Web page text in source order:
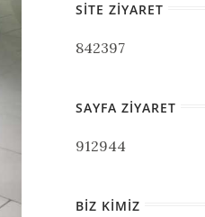
SITE ZIYARET
842397
SAYFA ZIYARET
912944
BIZ KIMIZ